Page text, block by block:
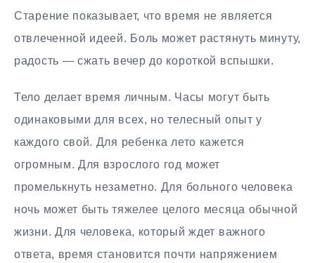
Старение показывает, что время не является
отвлеченной идеей. Боль может растянуть минуту,
радость — сжать вечер до короткой вспышки.
Тело делает время личным. Часы могут быть
одинаковыми для всех, но телесный опыт у
каждого свой. Для ребенка лето кажется
огромным. Для взрослого год может
промелькнуть незаметно. Для больного человека
ночь может быть тяжелее целого месяца обычной
жизни. Для человека, который ждет важного
ответа, время становится почти напряжением